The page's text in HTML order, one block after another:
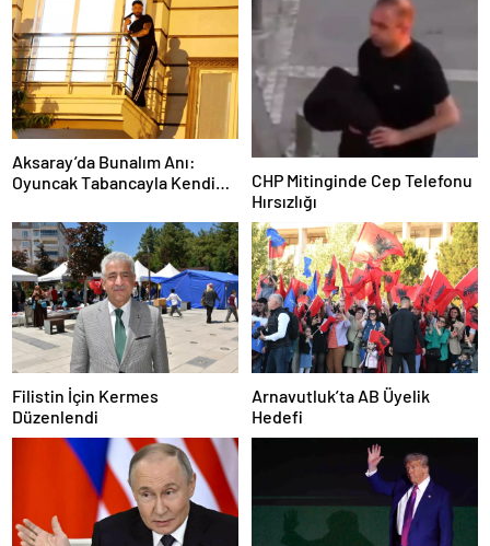
Aksaray’da Bunalım Anı:
Oyuncak Tabancayla Kendine
CHP Mitinginde Cep Telefonu
Hırsızlığı
Filistin İçin Kermes
Düzenlendi
Arnavutluk’ta AB Üyelik
Hedefi